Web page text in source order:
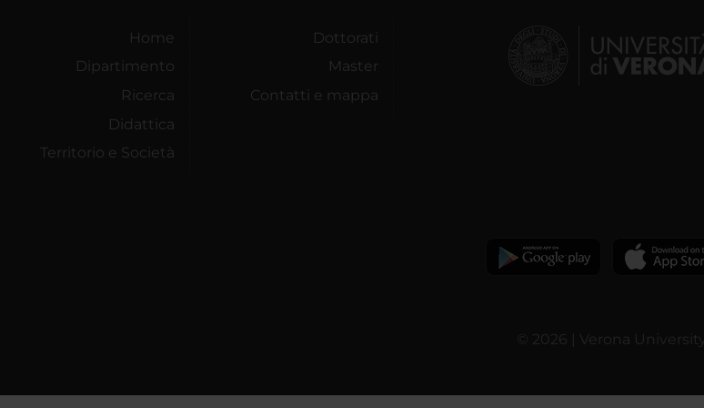
Home
Dipartimento
Ricerca
Didattica
Territorio e Società
Dottorati
Master
Contatti e mappa
© 2026 | Verona University